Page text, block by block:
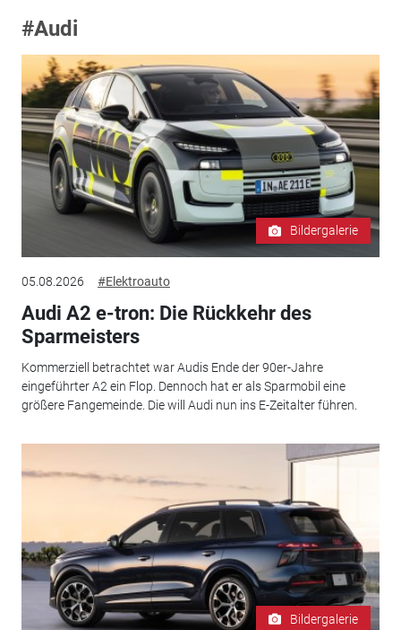
#Audi
Bildergalerie
05.08.2026 #Elektroauto
Audi A2 e-tron: Die Rückkehr des
Sparmeisters
Kommerziell betrachtet war Audis Ende der 90er-Jahre
eingeführter A2 ein Flop. Dennoch hat er als Sparmobil eine
größere Fangemeinde. Die will Audi nun ins E-Zeitalter führen.
Bildergalerie